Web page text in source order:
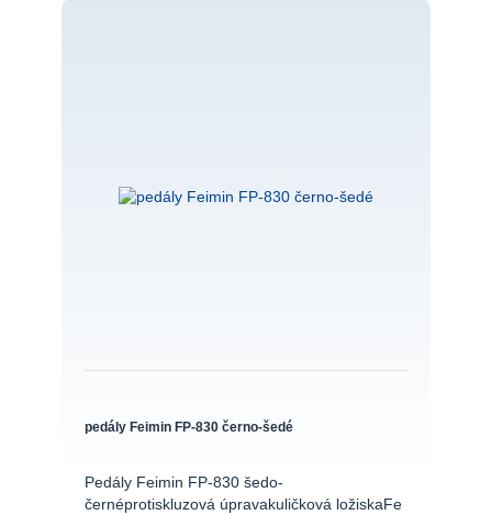
pedály Feimin FP-830 černo-šedé
Pedály Feimin FP-830 šedo-
černéprotiskluzová úpravakuličková ložiskaFe